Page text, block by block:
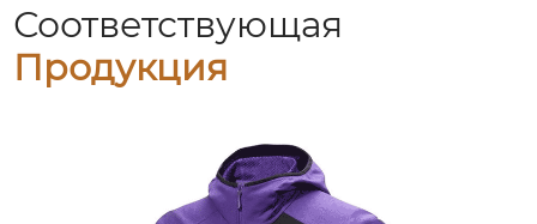
Соответствующая
Продукция